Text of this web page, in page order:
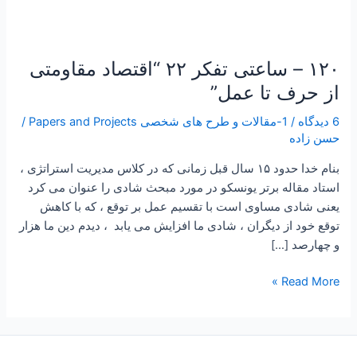
۱۲۰ – ساعتی تفکر ۲۲ “اقتصاد مقاومتی
از حرف تا عمل”
6 دیدگاه / 1-مقالات و طرح های شخصی Papers and Projects
/
حسن زاده
بنام خدا حدود ۱۵ سال قبل زمانی که در کلاس مدیریت استراتژی ،
استاد مقاله برتر یونسکو در مورد مبحث شادی را عنوان می کرد
یعنی شادی مساوی است با تقسیم عمل بر توقع ، که با کاهش
توقع خود از دیگران ، شادی ما افزایش می یابد ، دیدم دین ما هزار
و چهارصد […]
۱۲۰
–
ساعتی
تفکر
۲۲
“اقتصاد
مقاومتی
عمل”
Read More »